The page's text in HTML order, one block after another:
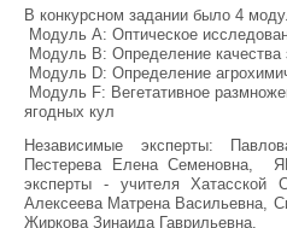
В конкурсном задании было 4
Модуль А: Оптическое
Модуль В: Определение качества
Модуль D: Определение
Модуль F: Вегетативное
ягодных кул
Независимые эксперты:
Пестерева Елена Семеновна,
эксперты - учителя
Алексеева Матрена Васильевна,
Жиркова Зинаида Гаврильевна.